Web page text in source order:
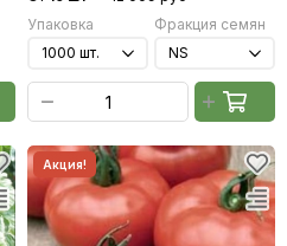
Упаковка
Фракция семян